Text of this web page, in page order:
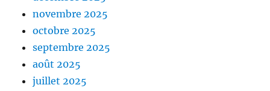
novembre 2025
octobre 2025
septembre 2025
août 2025
juillet 2025